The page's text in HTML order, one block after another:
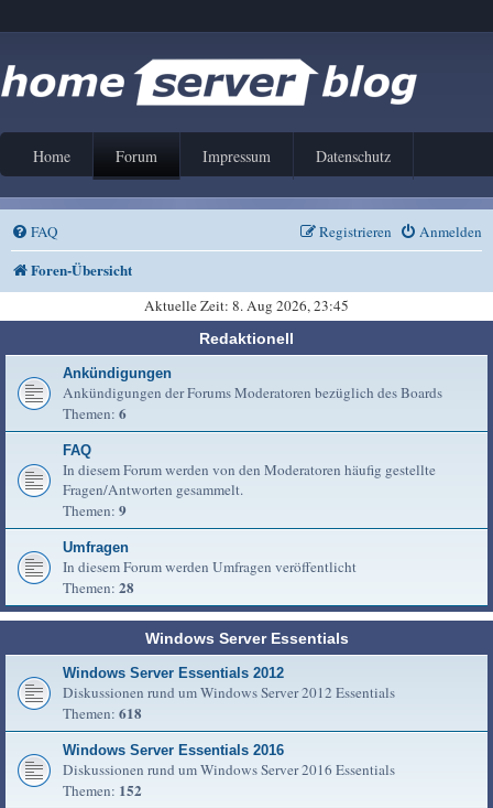
Home Forum Impressum Datenschutz
FAQ Anmelden
Registrieren
Foren-Übersicht
Aktuelle Zeit: 8. Aug 2026, 23:45
Redaktionell
Ankündigungen
Ankündigungen der Forums Moderatoren bezüglich des Boards
Themen: 6
FAQ
In diesem Forum werden von den Moderatoren häufig gestellte
Fragen/Antworten gesammelt.
Themen: 9
Umfragen
In diesem Forum werden Umfragen veröffentlicht
Themen: 28
Windows Server Essentials
Windows Server Essentials 2012
Diskussionen rund um Windows Server 2012 Essentials
Themen: 618
Windows Server Essentials 2016
Diskussionen rund um Windows Server 2016 Essentials
Themen: 152